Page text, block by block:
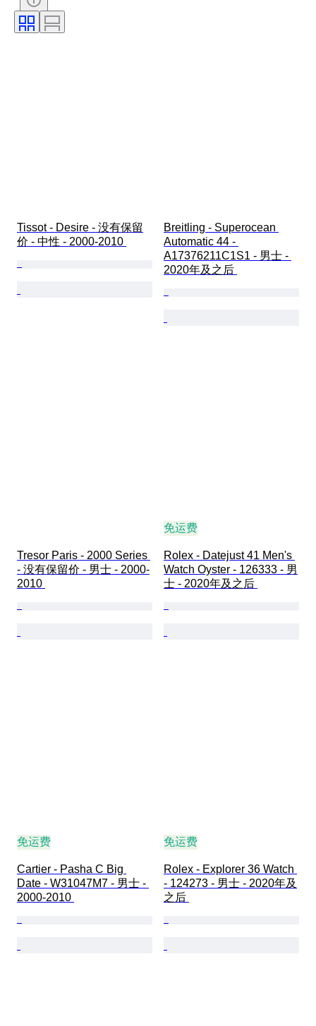
时代
原创作品／复制品
Tissot - Desire - 没有保留
价 - 中性 - 2000-2010
Breitling - Superocean
Automatic 44 -
A17376211C1S1 - 男士 -
2020年及之后
Tresor Paris - 2000 Series
- 没有保留价 - 男士 - 2000-
2010
免运费
Rolex - Datejust 41 Men's
Watch Oyster - 126333 - 男
士 - 2020年及之后
免运费
Cartier - Pasha C Big
Date - W31047M7 - 男士 -
2000-2010
免运费
Rolex - Explorer 36 Watch
- 124273 - 男士 - 2020年及
之后